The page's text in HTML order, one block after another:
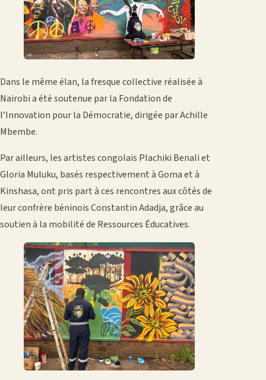
Dans le même élan, la fresque collective réalisée à
Nairobi a été soutenue par la Fondation de
l’Innovation pour la Démocratie, dirigée par Achille
Mbembe.
Par ailleurs, les artistes congolais Plachiki Benali et
Gloria Muluku, basés respectivement à Goma et à
Kinshasa, ont pris part à ces rencontres aux côtés de
leur confrère béninois Constantin Adadja, grâce au
soutien à la mobilité de Ressources Éducatives.